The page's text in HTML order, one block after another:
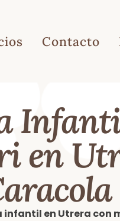
Contacto
en
infantil en Utrera con